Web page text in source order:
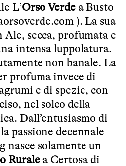
L’Orso Verde a Busto
). La sua
Ale, secca, profumata e
intensa luppolatura.
non banale. La
profuma invece di
e di spezie, con
nel solco della
Dall’entusiasmo di
passione decennale
nasce solamente un
Rurale a Certosa di